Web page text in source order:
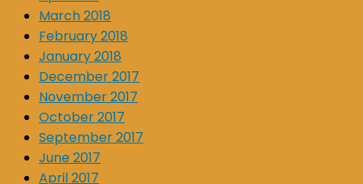
March 2018
February 2018
January 2018
December 2017
November 2017
October 2017
September 2017
June 2017
April 2017